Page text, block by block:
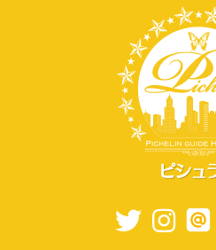
LOGIN